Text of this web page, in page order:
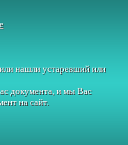
нашли устаревший или
документа, и мы Вас
на сайт.